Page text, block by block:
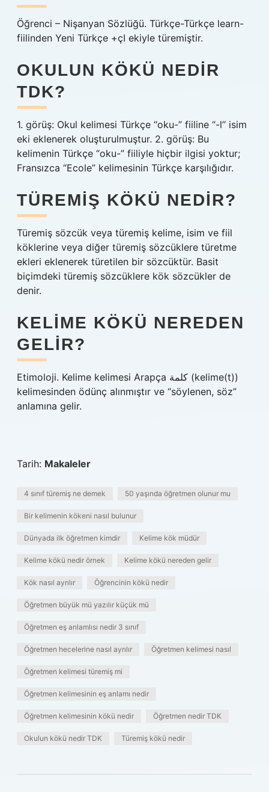
Öğrenci – Nişanyan Sözlüğü. Türkçe-Türkçe learn-
fiilinden Yeni Türkçe +çI ekiyle türemiştir.
OKULUN KÖKÜ NEDIR
TDK?
1. görüş: Okul kelimesi Türkçe “oku-” fiiline “-l” isim
eki eklenerek oluşturulmuştur. 2. görüş: Bu
kelimenin Türkçe “oku-” fiiliyle hiçbir ilgisi yoktur;
Fransızca “Ecole” kelimesinin Türkçe karşılığıdır.
TÜREMIŞ KÖKÜ NEDIR?
Türemiş sözcük veya türemiş kelime, isim ve fiil
köklerine veya diğer türemiş sözcüklere türetme
ekleri eklenerek türetilen bir sözcüktür. Basit
biçimdeki türemiş sözcüklere kök sözcükler de
denir.
KELIME KÖKÜ NEREDEN
GELIR?
Etimoloji. Kelime kelimesi Arapça كلمة (kelime(t))
kelimesinden ödünç alınmıştır ve “söylenen, söz”
anlamına gelir.
Tarih: Makaleler
4 sınıf türemiş ne demek 50 yaşında öğretmen olunur mu
Bir kelimenin kökeni nasıl bulunur
Dünyada ilk öğretmen kimdir Kelime kök müdür
Kelime kökü nedir örnek Kelime kökü nereden gelir
Kök nasıl ayrılır Öğrencinin kökü nedir
Öğretmen büyük mü yazılır küçük mü
Öğretmen eş anlamlısı nedir 3 sınıf
Öğretmen hecelerine nasıl ayrılır Öğretmen kelimesi nasıl
Öğretmen kelimesi türemiş mi
Öğretmen kelimesinin eş anlamı nedir
Öğretmen kelimesinin kökü nedir Öğretmen nedir TDK
Okulun kökü nedir TDK Türemiş kökü nedir